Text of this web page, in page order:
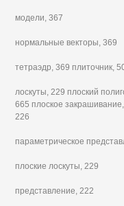
модели, 367
нормальные векторы, 369
тетраэдр, 369 плиточник,
лоскуты, 229 плоский
665 плоское
226
параметрическое
плоские лоскуты, 229
представление, 222